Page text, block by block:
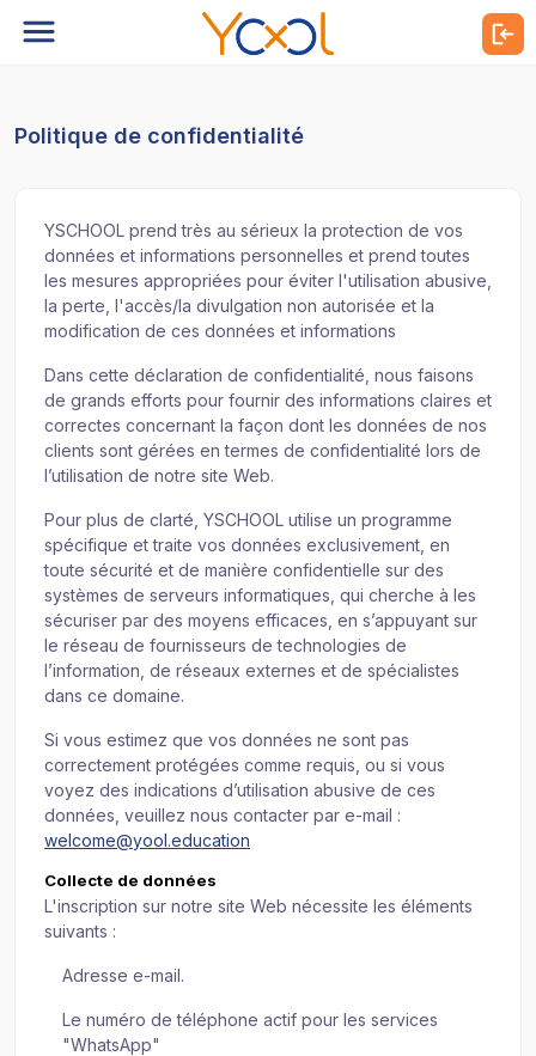
Politique de confidentialité
YSCHOOL prend très au sérieux la protection de vos
données et informations personnelles et prend toutes
les mesures appropriées pour éviter l'utilisation abusive,
la perte, l'accès/la divulgation non autorisée et la
modification de ces données et informations
Dans cette déclaration de confidentialité, nous faisons
de grands efforts pour fournir des informations claires et
correctes concernant la façon dont les données de nos
clients sont gérées en termes de confidentialité lors de
l’utilisation de notre site Web.
Pour plus de clarté, YSCHOOL utilise un programme
spécifique et traite vos données exclusivement, en
toute sécurité et de manière confidentielle sur des
systèmes de serveurs informatiques, qui cherche à les
sécuriser par des moyens efficaces, en s’appuyant sur
le réseau de fournisseurs de technologies de
l’information, de réseaux externes et de spécialistes
dans ce domaine.
Si vous estimez que vos données ne sont pas
correctement protégées comme requis, ou si vous
voyez des indications d’utilisation abusive de ces
données, veuillez nous contacter par e-mail :
welcome@yool.education
Collecte de données
L'inscription sur notre site Web nécessite les éléments
suivants :
Adresse e-mail.
Le numéro de téléphone actif pour les services
"WhatsApp"